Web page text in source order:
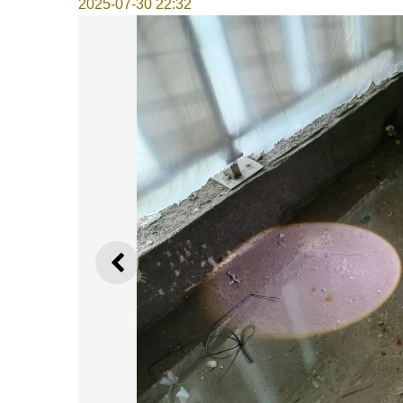
2025-07-30 22:32
上一则